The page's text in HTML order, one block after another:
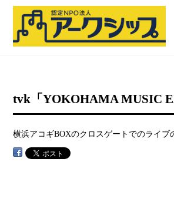
tvk「YOKOHAMA MUSIC
横浜アコギBOXのクロスゲートでのライブ